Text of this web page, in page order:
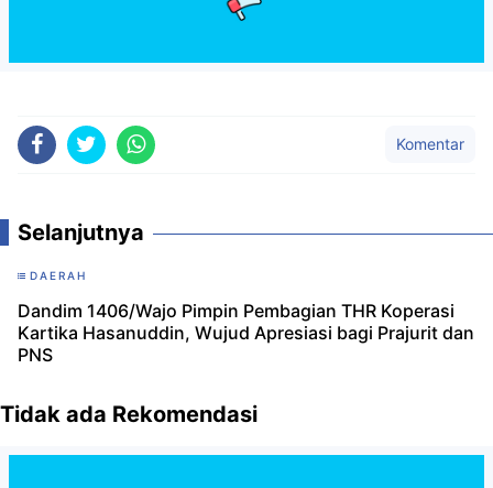
Komentar
Selanjutnya
DAERAH
Dandim 1406/Wajo Pimpin Pembagian THR Koperasi
Kartika Hasanuddin, Wujud Apresiasi bagi Prajurit dan
PNS
Tidak ada Rekomendasi